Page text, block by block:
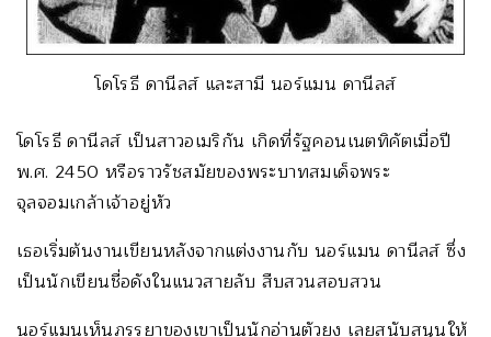
โดโรธี ดานีลส์ และสามี นอร์แมน ดานีลส์
โดโรธี ดานีลส์ เป็นสาวอเมริกัน เกิดที่รัฐคอนเนตทิคัตเมื่อปี
พ.ศ. 2450 หรือราวรัชสมัยของพระบาทสมเด็จพระ
จุลจอมเกล้าเจ้าอยู่หัว
เธอเริ่มต้นงานเขียนหลังจากแต่งงานกับ นอร์แมน ดานีลส์ ซึ่ง
เป็นนักเขียนชื่อดังในแนวสายลับ สืบสวนสอบสวน
นอร์แมนเห็นภรรยาของเขาเป็นนักอ่านตัวยง เลยสนับสนุนให้